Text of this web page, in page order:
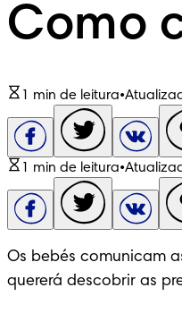
Como
1 min de leitura•
1 min de leitura•
Os bebés comunicam
quererá descobrir as